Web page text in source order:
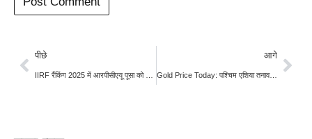
पीछे आगे
Gold Price Today: पश्चिम एशिया तनाव और फेड संकेतों के बीच सोने-चांदी में गिरावट, निवेशकों की नजर अमेरिकी रोजगार आंकड़ों पर